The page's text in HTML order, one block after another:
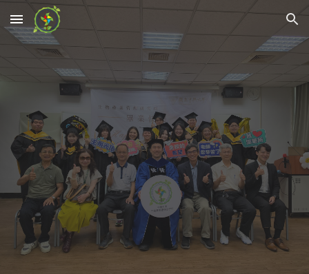
Skip to main content Skip to navigation